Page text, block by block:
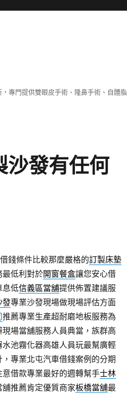
專門提供雙眼皮手術、隆鼻手術、自體
沙發有任何
錢條件比較那麼嚴格的訂製床墊
低利對於開窗餐盒讓您安心借
息低信義區當舖提供佈置建議服
發專業沙發現場做現場評估方面
推薦專業生產超耐磨地板服務為
場當舖服務人員典當，族群高
池霧化器高雄人員玩最幫廣輕
專業北屯汽車借錢案例的分期
借款專業最好的週轉幫手士林
推薦肯定優質商家板橋當舖最